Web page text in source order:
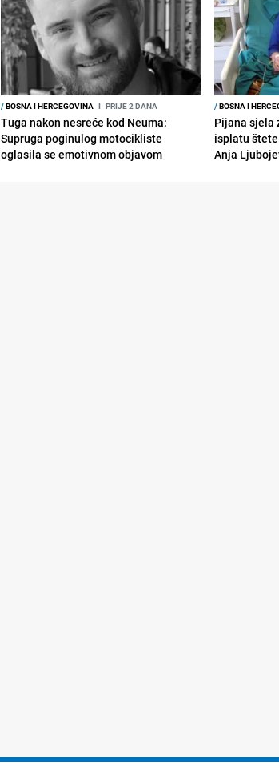
/BOSNA I HERCEGOVINA I PRIJE 2 DANA
Tuga nakon nesreće kod Neuma:
Supruga poginulog motocikliste
oglasila se emotivnom objavom
/BOSNA I
Pijana sjela
isplatu
Anja